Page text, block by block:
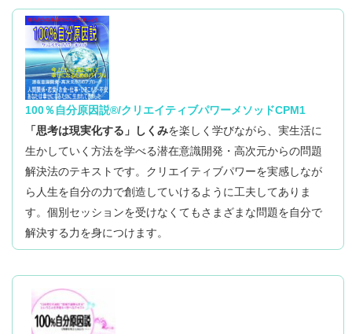
「自分が選ばれなかった、のではなく自分が選んでな
いんですよ。自分が設定している幸せのために」とい
う言葉をくださり、
また「彼への怒りの気持ちがあればそれを大切にして
書き出してみて」とアドバイスをくれました。
そのことで、私の中でよりCPMへの理解が深まりま
した。
そして今新しい人とのご縁に恵まれ、
大切に育んでいるところです！
CPMの考え方で受け止めていくと、
本当に毎日が学びで起こるトラブルさえも、
変わって行くのが楽しみ！なんて思える感じです?
なにしろ思考の現実化が、
スピードアップされるのを日々感じます。
ただ、それはよいことも悪いこともなので要注意で
す。
のど薬の宣伝を見ればのどが痛くなったり、
アレルギーの宣伝を見れば、
なんと今までになかった花粉症になってしまったり、
ある意味厄介なこともすぐ起こってしまっていま
す、、、汗
夢が現実化しているときに感情を先取りして、
私の人生最高、と思える、素晴らしい毎日を送る、と
思考したことが次々現実化するので毎日が楽しいで
す。
これからもっと色々いいことが起こる予感がして
ワクワクしています。
自分の思考に制限かけることなく
大胆に思考を送り出して創造していきます。
◆１００％自分原因説を学びたい人へ
なんでも「ルール」があるように、
潜在意識の仕組み、現実化の「ルール」があります。
（もしかしたら騒がなくても結果は同じだった）ので
すが、
思い通りに彼を操縦しようとした反射なのか、
ひどい体調不良に悩まされたり、
友人から理不尽にキレられたりしました。
ここ２週間で
CPMでデトックスされた私の心の最後の好転反応
（であって欲しいですが）が出てしまい、
私に果たしてこの課題を書く資格があるのだろうか、
課題は全て終了したけれど、
私は結局CPMについて何もわかっていないのではな
いかと悶々としていました。
１０ヶ月前の自分のまま、
もし結婚してこどもがいたら、
どんな現実になっていたかと思うと恐ろしいです・笑
あのときマスターコースを受けようと思った自分に、
心から感謝しています。
マスターコースで感情と現実のつながりを学んで、
さまざまなことが腑に落ち、感情コントロールができ
るようになりました。
不安も恐れも受け入れて、
喜びや愛に変え、
強くしなやかに生きていけると思います。
はありません。
建築士、科学者とか。
旅行が好きで一緒に旅行に沢山行くし、
二人の時間を毎日楽しめる、ずーっとラブラブ＾＾
こうやって思考するのはとっても楽しい。
でも受け取る準備が出来てない。
自分はそんな自分になれない。
って思ってる自分がいるんだなーって言うのにも
CPMを学んでいく上で気付いた。
たっくさん自分がトキメクイメージングをしていても
現実が変わらないのはそこだ?って分かった。
何だったて出来るって分かってても、
本質的部分で理解出来てないんだ。って事に気付い
いろんな自分に出会いました。
認めて、修正して、書き換えて、
イメージしたりワークしたり、
ノートにもたくさん書き出しました。
今となっては、
その書き出しもすこしずつ楽しいことが増えた気がし
ています。
初対面の人とでも、
ひとつひとつが楽しめるようになったと思います。
そこに存在するのではなく、
ただ今の自分は楽しんでるなって思えます。
CPMを実際に使うことが難しく思うようになりまし
た。
また、学ぶだけで
現実にいいことがたくさん起こると思っていたのに
変化が見られていないことに焦りも感じていました。
すると私はまた疑心暗鬼になり、
もっと別にいい方法があるのではないかとネットや本
を探して読んで、
それでも効果がなかったら
ということを何度も何度もくり返していました。
私は本気で自分の思考の洗い出しをしたいと思い、
・１を学んでみての自分
そんな頃、いつものように本屋さんをうろうろしてい
るときに
ふと手にしたのが１００％自分原因説の本でした。
実は以前から知ってはいて少し読んだこともあったの
ですが、
その時は私の中では論外の書籍でした。
パラパラと読み進めるうちに、
ここに私の知りたかった答えがあるかも、
とすがる思いで本を購入し読み始めました。
しかし、そういう事だったのかとか、
そうなんだ！と思いはしても
自分で書き出しワークをやってみるという事はしませ
体感する事がなくては、本当の現実は変えられませ
ん。
ですので、私は思考の修正が中々進まず、現実が変え
られませんでした。
仕事では思った通りの後任の人材が入ってきたり、
イメージした展開になっている事もありましたが、
直接関わる苦手な人の思考の修正が上手くできず、変
わらない現実もありました。
CPM3では、
より理論的な内容に難しさを覚えましたが、
100％自分原因説®/クリエイティブパワーメソッドCPM1
「思考は現実化する」しくみを楽しく学びながら、実生活に
生かしていく方法を学べる潜在意識開発・高次元からの問題
解決法のテキストです。クリエイティブパワーを実感しなが
ら人生を自分の力で創造していけるように工夫してありま
す。個別セッションを受けなくてもさまざまな問題を自分で
解決する力を身につけます。